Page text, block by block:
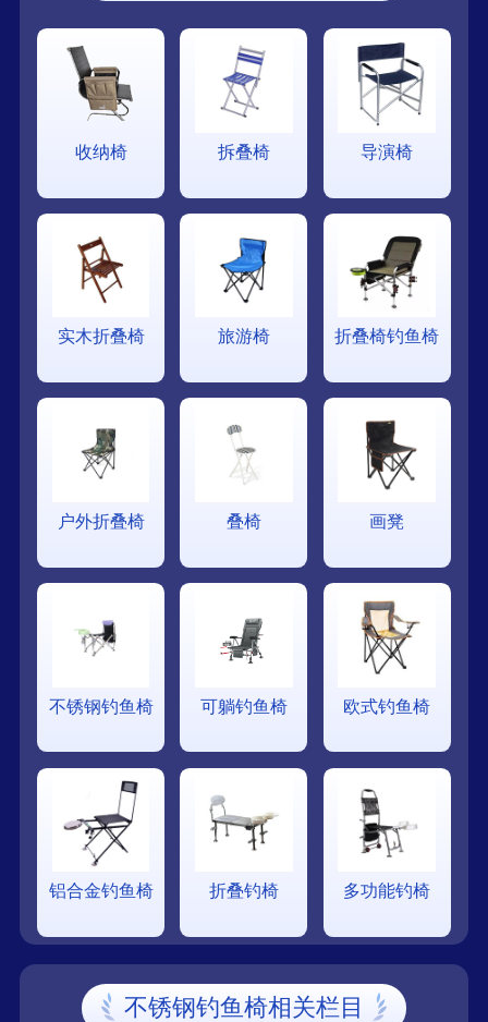
收纳椅 拆叠椅 导演椅
实木折叠椅 旅游椅 折叠椅钓鱼椅
户外折叠椅 叠椅 画凳
不锈钢钓鱼椅 可躺钓鱼椅 欧式钓鱼椅
铝合金钓鱼椅 折叠钓椅 多功能钓椅
不锈钢钓鱼椅相关栏目